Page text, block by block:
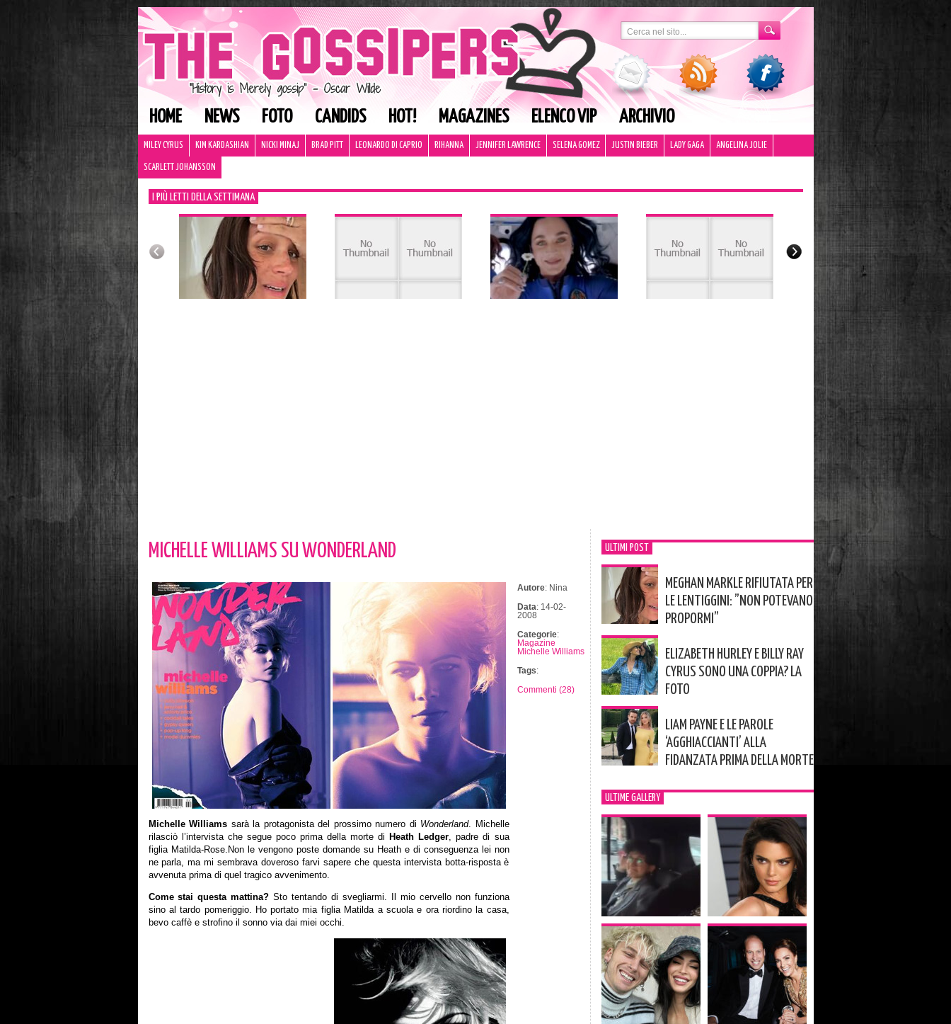
HOME NEWS FOTO CANDIDS HOT! MAGAZINES ELENCO VIP ARCHIVIO
MILEY CYRUS KIM KARDASHIAN NICKI MINAJ BRAD PITT LEONARDO DI CAPRIO RIHANNA JENNIFER LAWRENCE SELENA GOMEZ JUSTIN BIEBER LADY GAGA ANGELINA JOLIE
SCARLETT JOHANSSON
I PIÙ LETTI DELLA SETTIMANA
MICHELLE WILLIAMS SU WONDERLAND
Michelle Williams sarà la protagonista del prossimo numero di Wonderland. Michelle
rilasciò l’intervista che segue poco prima della morte di Heath Ledger, padre di sua
figlia Matilda-Rose.Non le vengono poste domande su Heath e di conseguenza lei non
ne parla, ma mi sembrava doveroso farvi sapere che questa intervista botta-risposta è
avvenuta prima di quel tragico avvenimento.
Come stai questa mattina?Sto tentando di svegliarmi. Il mio cervello non funziona
sino al tardo pomeriggio. Ho portato mia figlia Matilda a scuola e ora riordino la casa,
bevo caffè e strofino il sonno via dai miei occhi.
Autore: Nina
Data: 14-02-
2008
Categorie:
Magazine
Michelle Williams
Tags:
Commenti (28)
ULTIMI POST
MEGHAN MARKLE RIFIUTATA PER
LE LENTIGGINI: ”NON POTEVANO
PROPORMI”
ELIZABETH HURLEY E BILLY RAY
CYRUS SONO UNA COPPIA? LA
FOTO
LIAM PAYNE E LE PAROLE
‘AGGHIACCIANTI’ ALLA
FIDANZATA PRIMA DELLA MORTE
ULTIME GALLERY